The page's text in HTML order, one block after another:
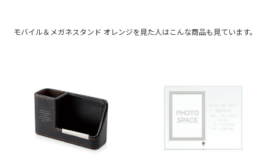
モバイル＆メガネスタンド オレンジを見た人はこんな商品も見ています。